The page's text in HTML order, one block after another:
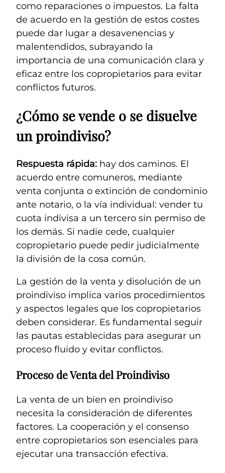
como reparaciones o impuestos. La falta
de acuerdo en la gestión de estos costes
puede dar lugar a desavenencias y
malentendidos, subrayando la
importancia de una comunicación clara y
eficaz entre los copropietarios para evitar
conflictos futuros.
¿Cómo se vende o se disuelve
un proindiviso?
Respuesta rápida: hay dos caminos. El
acuerdo entre comuneros, mediante
venta conjunta o extinción de condominio
ante notario, o la vía individual: vender tu
cuota indivisa a un tercero sin permiso de
los demás. Si nadie cede, cualquier
copropietario puede pedir judicialmente
la división de la cosa común.
La gestión de la venta y disolución de un
proindiviso implica varios procedimientos
y aspectos legales que los copropietarios
deben considerar. Es fundamental seguir
las pautas establecidas para asegurar un
proceso fluido y evitar conflictos.
Proceso de Venta del Proindiviso
La venta de un bien en proindiviso
necesita la consideración de diferentes
factores. La cooperación y el consenso
entre copropietarios son esenciales para
ejecutar una transacción efectiva.